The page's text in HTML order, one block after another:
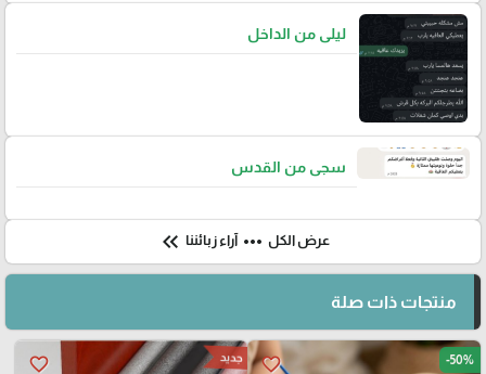
ليلى من الداخل
سجى من القدس
عرض الكل more_horiz آراء زبائننا keyboard_double_arrow_left
منتجات ذات صلة
favorite_border -50%
favorite_border جديد